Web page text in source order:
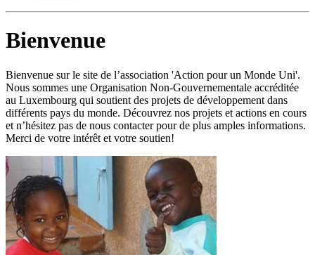
Bienvenue
Bienvenue sur le site de l’association 'Action pour un Monde Uni'.
Nous sommes une Organisation Non-Gouvernementale accréditée
au Luxembourg qui soutient des projets de développement dans
différents pays du monde. Découvrez nos projets et actions en cours
et n’hésitez pas de nous contacter pour de plus amples informations.
Merci de votre intérêt et votre soutien!